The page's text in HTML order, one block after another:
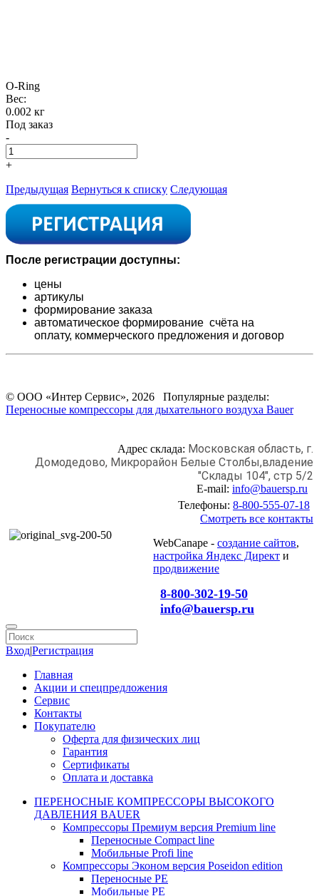
O-Ring
Вес:
0.002 кг
Под заказ
-
+
Предыдущая Вернуться к списку Следующая
После регистрации доступны:
цены
артикулы
формирование заказа
автоматическое формирование счёта на
оплату, коммерческого предложения и договор
© ООО «Интер Сервис», 2026 Популярные разделы:
Переносные компрессоры для дыхательного воздуха Bauer
Адрес склада: Московская область, г.
Домодедово, Микрорайон Белые Столбы,владение
"Склады 104", стр 5/2
E-mail: info@bauersp.ru
Телефоны: 8-800-555-07-18
Смотреть все контакты
WebCanape - создание сайтов,
настройка Яндекс Директ и
продвижение
8-800-302-19-50
info@bauersp.ru
Вход|Регистрация
Главная
Акции и спецпредложения
Сервис
Контакты
Покупателю
Оферта для физических лиц
Гарантия
Сертификаты
Оплата и доставка
ПЕРЕНОСНЫЕ КОМПРЕССОРЫ ВЫСОКОГО
ДАВЛЕНИЯ BAUER
Компрессоры Премиум версия Premium line
Переносные Compact line
Мобильные Profi line
Компрессоры Эконом версия Poseidon edition
Переносные PE
Мобильные PE